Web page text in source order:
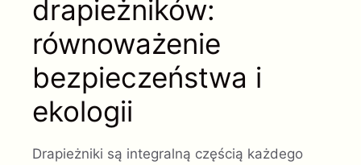
drapieżników:
równoważenie
bezpieczeństwa i
ekologii
Drapieżniki są integralną częścią każdego